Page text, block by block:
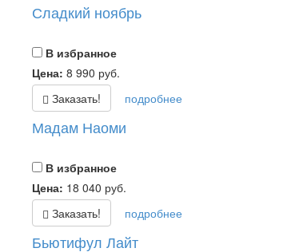
Сладкий ноябрь
В избранное
Цена: 8 990 руб.
Заказать!
подробнее
Мадам Наоми
В избранное
Цена: 18 040 руб.
Заказать!
подробнее
Бьютифул Лайт